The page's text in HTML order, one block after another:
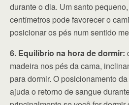
durante o dia. Um santo
centímetros pode favorecer o
posicionar os pés num sentido
6. Equilíbrio na hora de dormir:
madeira nos pés da cama,
para dormir. O posicionamento
ajuda o retorno de sangue